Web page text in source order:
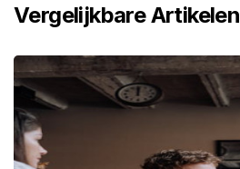
Vergelijkbare Artikelen